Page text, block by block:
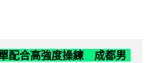
配合高強度操練 成都男